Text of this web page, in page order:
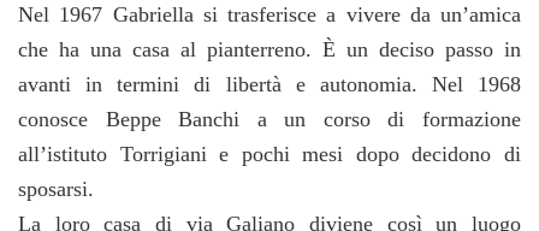
Nel 1967 Gabriella si trasferisce a vivere da un’amica
che ha una casa al pianterreno. È un deciso passo in
avanti in termini di libertà e autonomia. Nel 1968
conosce Beppe Banchi a un corso di formazione
all’istituto Torrigiani e pochi mesi dopo decidono di
sposarsi.
La loro casa di via Galiano diviene così un luogo